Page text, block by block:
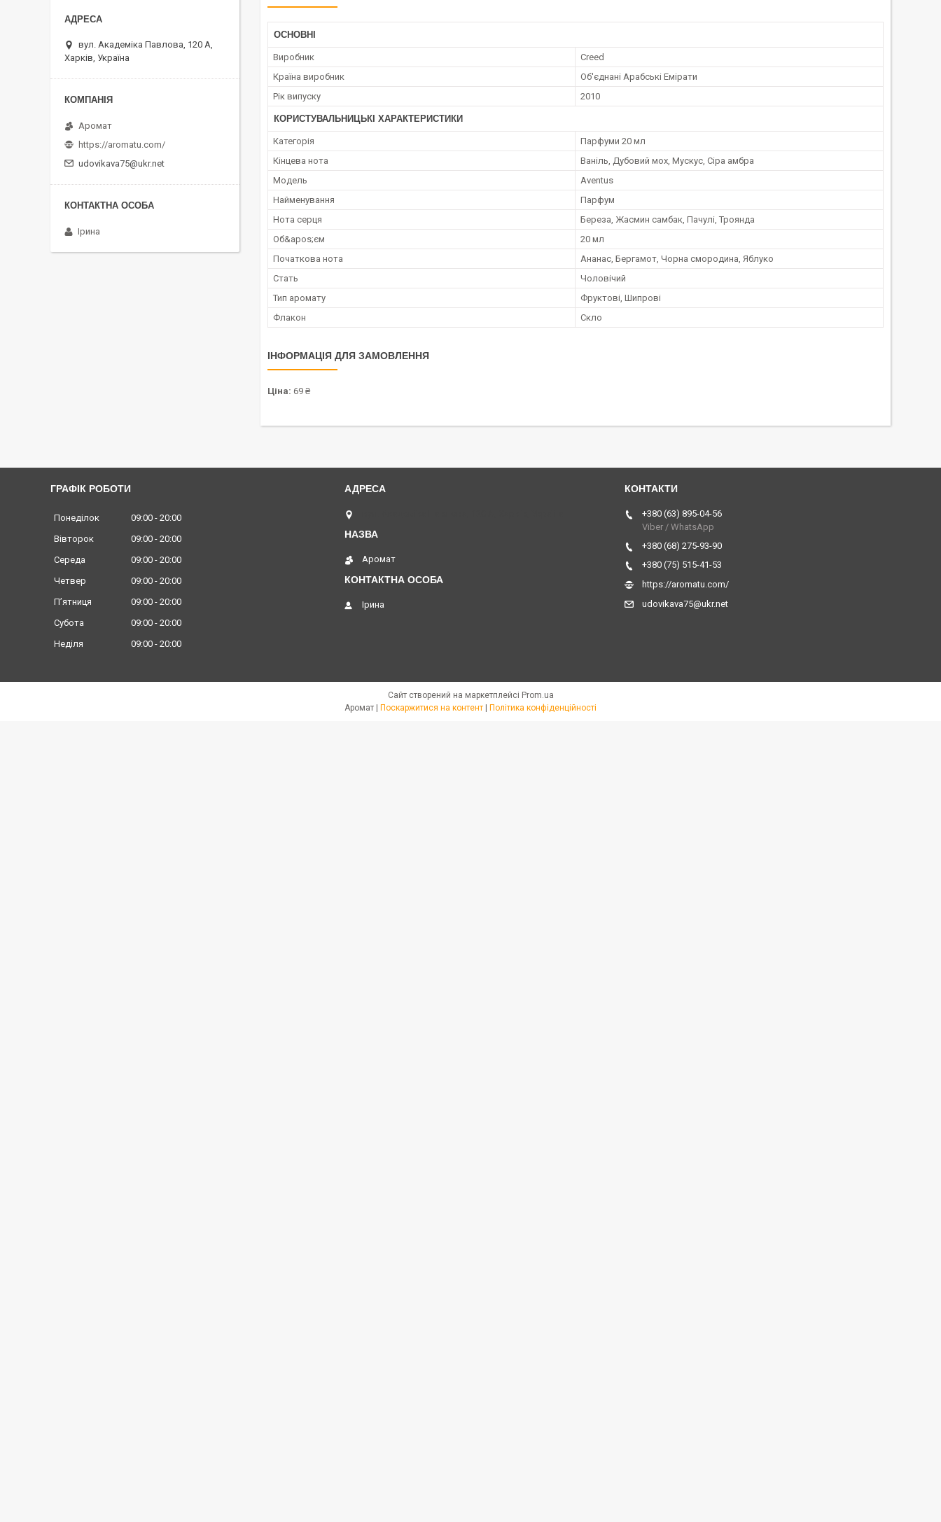
ОСНОВНІ
Виробник
Creed
Країна виробник
Об'єднані Арабські Емірати
Рік випуску
2010
КОРИСТУВАЛЬНИЦЬКІ ХАРАКТЕРИСТИКИ
Категорія
Парфуми 20 мл
Кінцева нота
Ваніль, Дубовий мох, Мускус, Сіра амбра
Мoдель
Aventus
Найменування
Парфум
Нота серця
Береза, Жасмин самбак, Пачулі, Троянда
Об&apos;єм
20 мл
Початкова нота
Ананас, Бергамот, Чорна смородина, Яблуко
Стать
Чоловічий
Тип аромату
Фруктові, Шипрові
Флакон
Скло
ІНФОРМАЦІЯ ДЛЯ ЗАМОВЛЕННЯ
Ціна: 69 ₴
вул. Академіка Павлова, 120 А,
Харків, Україна
Аромат
https://aromatu.com/
udovikava75@ukr.net
Ірина
ГРАФІК РОБОТИ
Понеділок 09:00
20:00
Вівторок
09:00
20:00
Середа
09:00
20:00
Четвер
09:00
20:00
Пʼятниця
09:00
20:00
Субота
09:00
20:00
Неділя
09:00 20:00
Аромат
Ірина
+380 (63) 895-04-56
Viber / WhatsApp
+380 (68) 275-93-90
+380 (75) 515-41-53
https://aromatu.com/
udovikava75@ukr.net
Сайт створений на маркетплейсі Prom.ua
Поскаржитися на контент Політика конфіденційності